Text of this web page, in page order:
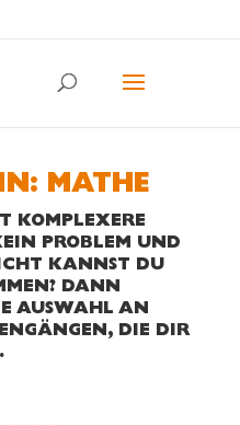
MATHE
KOMPLEXERE
PROBLEM UND
KANNST DU
DANN
AUSWAHL AN
, DIE DIR